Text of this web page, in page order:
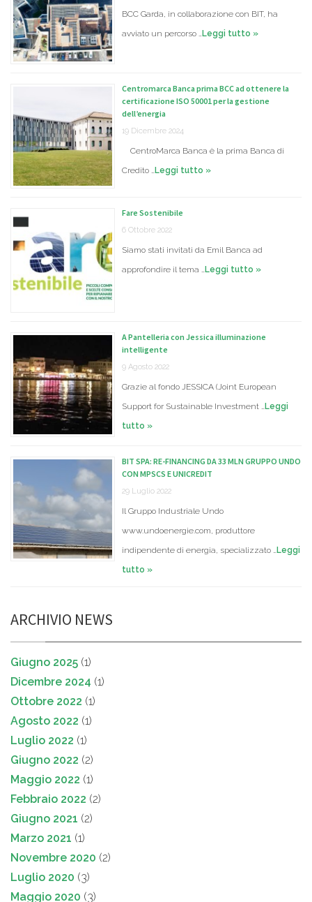
BCC Garda, in collaborazione con BIT, ha
avviato un percorso …Leggi tutto »
Centromarca Banca prima BCC ad ottenere la
certificazione ISO 50001 per la gestione
dell’energia
19 Dicembre 2024
CentroMarca Banca è la prima Banca di
Credito …Leggi tutto »
Fare Sostenibile
6 Ottobre 2022
Siamo stati invitati da Emil Banca ad
approfondire il tema …Leggi tutto »
A Pantelleria con Jessica illuminazione
intelligente
9 Agosto 2022
Grazie al fondo JESSICA (Joint European
Support for Sustainable Investment …Leggi
tutto »
BIT SPA: RE-FINANCING DA 33 MLN GRUPPO UNDO
CON MPSCS E UNICREDIT
29 Luglio 2022
Il Gruppo Industriale Undo
www.undoenergie.com, produttore
indipendente di energia, specializzato …Leggi
tutto »
ARCHIVIO NEWS
Giugno 2025 (1)
Dicembre 2024 (1)
Ottobre 2022 (1)
Agosto 2022 (1)
Luglio 2022 (1)
Giugno 2022 (2)
Maggio 2022 (1)
Febbraio 2022 (2)
Giugno 2021 (2)
Marzo 2021 (1)
Novembre 2020 (2)
Luglio 2020 (3)
Maggio 2020 (3)